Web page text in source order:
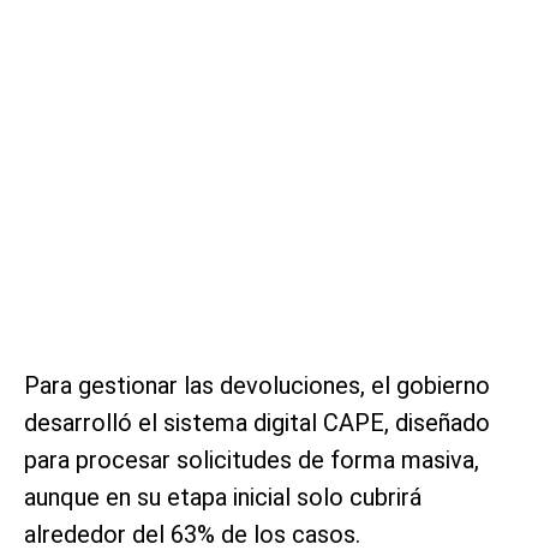
Para gestionar las devoluciones, el gobierno
desarrolló el sistema digital CAPE, diseñado
para procesar solicitudes de forma masiva,
aunque en su etapa inicial solo cubrirá
alrededor del 63% de los casos.